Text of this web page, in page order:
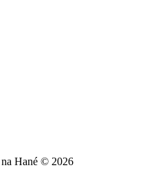
Hané © 2026